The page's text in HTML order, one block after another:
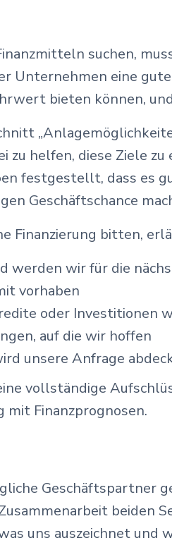
suchen,
Unternehmen eine
bieten können,
zu helfen, diese Ziele
festgestellt, dass es
Geschäftschance
Finanzierung bitten,
werden wir für die
vorhaben
oder Investitionen
auf die wir hoffen
unsere Anfrage
vollständige
mit Finanzprognosen.
Geschäftspartner
beiden
uns auszeichnet und